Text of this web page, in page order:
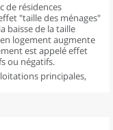
de résidences
"taille des ménages"
baisse de la taille
logement augmente
est appelé effet
ou négatifs.
principales,